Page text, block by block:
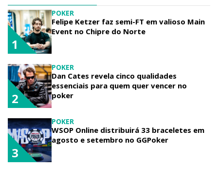
POKER
Felipe Ketzer faz semi-FT em valioso Main
Event no Chipre do Norte
1
POKER
Dan Cates revela cinco qualidades
essenciais para quem quer vencer no
poker
2
POKER
WSOP Online distribuirá 33 braceletes em
agosto e setembro no GGPoker
3